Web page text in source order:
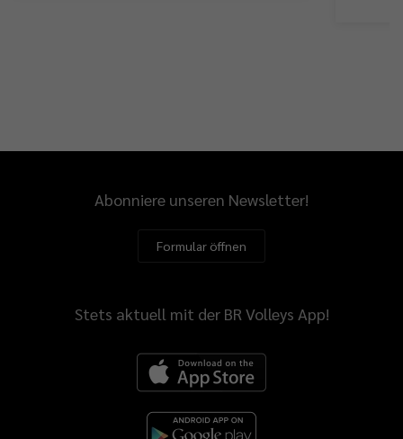
Abonniere unseren Newsletter!
Formular öffnen
Stets aktuell mit der BR Volleys App!